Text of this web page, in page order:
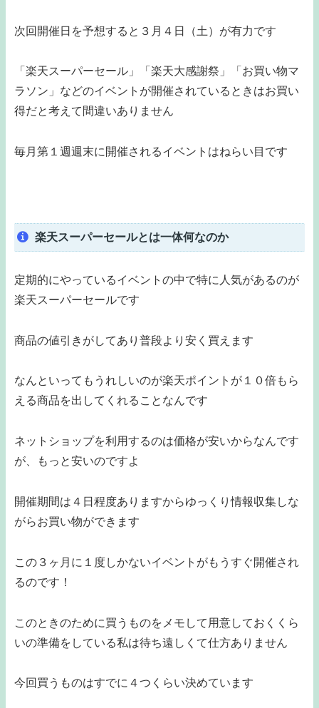
次回開催日を予想すると３月４日（土）が有力です
「楽天スーパーセール」「楽天大感謝祭」「お買い物マ
ラソン」などのイベントが開催されているときはお買い
得だと考えて間違いありません
毎月第１週週末に開催されるイベントはねらい目です
楽天スーパーセールとは一体何なのか
定期的にやっているイベントの中で特に人気があるのが
楽天スーパーセールです
商品の値引きがしてあり普段より安く買えます
なんといってもうれしいのが楽天ポイントが１０倍もら
える商品を出してくれることなんです
ネットショップを利用するのは価格が安いからなんです
が、もっと安いのですよ
開催期間は４日程度ありますからゆっくり情報収集しな
がらお買い物ができます
この３ヶ月に１度しかないイベントがもうすぐ開催され
るのです！
このときのために買うものをメモして用意しておくくら
いの準備をしている私は待ち遠しくて仕方ありません
今回買うものはすでに４つくらい決めています